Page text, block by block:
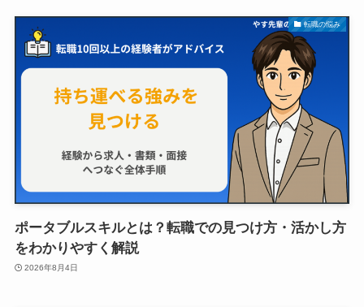
転職の悩み
ポータブルスキルとは？転職での見つけ方・活かし方
をわかりやすく解説
2026年8月4日